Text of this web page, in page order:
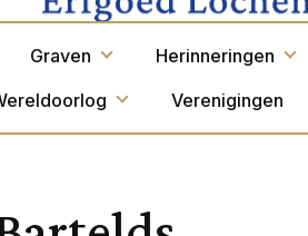
Graven Herinneringen
Verenigingen